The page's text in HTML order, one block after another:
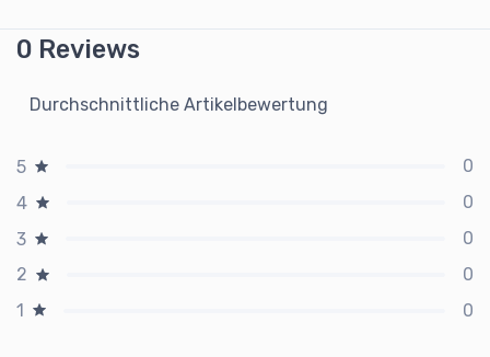
0 Reviews
Durchschnittliche Artikelbewertung
5
0
4
0
3
0
2
0
1
0